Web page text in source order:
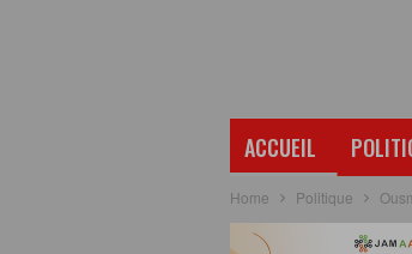
ACCUEIL
Home Politique